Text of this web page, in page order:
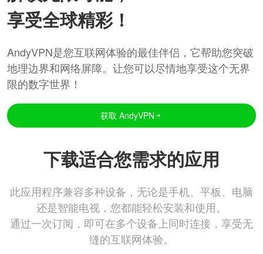
享受全球精彩！
AndyVPN是您互联网体验的最佳伴侣，它帮助您突破
地理边界和网络屏障。让您可以尽情地享受这个无界
限的数字世界！
获取 AndyVPN
下载适合您需求的应用
此应用程序兼容多种设备，无论是手机、平板、电脑
还是智能电视，您都能轻松安装和使用。
通过一次订阅，即可在多个设备上同时连接，享受无
缝的互联网体验。